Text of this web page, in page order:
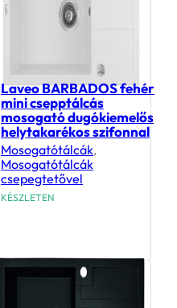
Laveo BARBADOS fehér
mini csepptálcás
mosogató dugókiemelős
helytakarékos szifonnal
Mosogatótálcák,
Mosogatótálcák
csepegtetővel
KÉSZLETEN